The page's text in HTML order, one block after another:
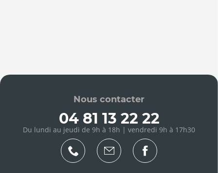
Nous contacter
04 81 13 22 22
Du lundi au jeudi de 9h à 18h | vendredi 9h à 17h30